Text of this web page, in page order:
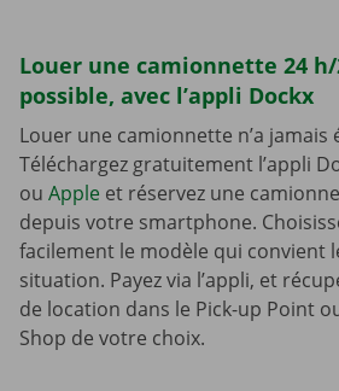
Louer une camionnette 24 h/
possible, avec l’appli Dockx
Louer une camionnette n’a jamais
Téléchargez gratuitement l’appli
ou Apple et réservez une
depuis votre smartphone.
facilement le modèle qui convient
situation. Payez via l’appli, et
de location dans le Pick-up Point
Shop de votre choix.